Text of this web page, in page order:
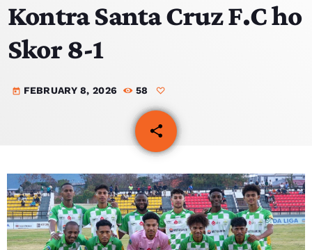
NOTISIA
EKIPA
TOP 15
VÍDEO SIRA
EVENTU SIRA
Kontra Santa Cruz F.C ho
Skor 8-1
today FEBRUARY 8, 2026 58
share
email